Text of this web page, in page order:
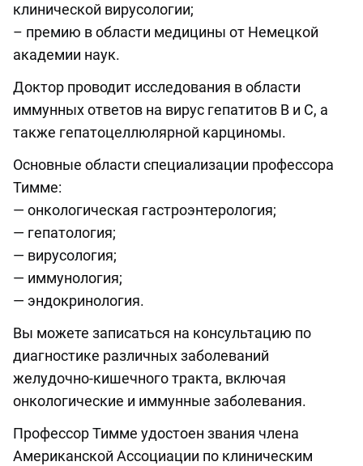
клинической вирусологии;
– премию в области медицины от Немецкой
академии наук.
Доктор проводит исследования в области
иммунных ответов на вирус гепатитов В и С, а
также гепатоцеллюлярной карциномы.
Основные области специализации профессора
Тимме:
— онкологическая гастроэнтерология;
— гепатология;
— вирусология;
— иммунология;
— эндокринология.
Вы можете записаться на консультацию по
диагностике различных заболеваний
желудочно-кишечного тракта, включая
онкологические и иммунные заболевания.
Профессор Тимме удостоен звания члена
Американской Ассоциации по клиническим